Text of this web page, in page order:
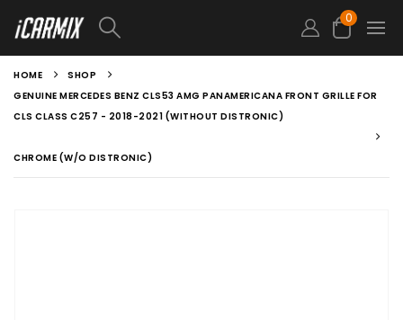
0
HOME
SHOP
GENUINE MERCEDES BENZ CLS53 AMG PANAMERICANA FRONT GRILLE FOR
CLS CLASS C257 - 2018-2021 (WITHOUT DISTRONIC)
CHROME (W/O DISTRONIC)